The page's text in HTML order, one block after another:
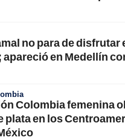
no para de disfrutar
en Medellín
Colombia femenina
plata en los